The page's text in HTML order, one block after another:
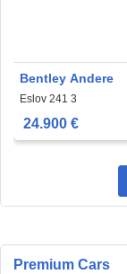
Bentley Andere
Eslov 241 3
24.900 €
Premium Cars